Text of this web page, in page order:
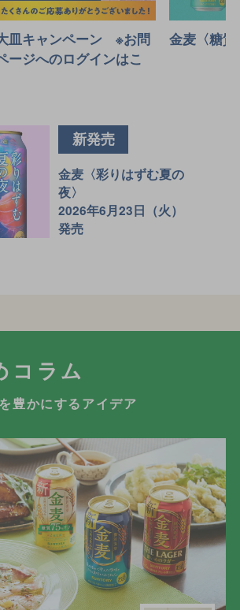
皿キャンペーン ※お問
ージへのログインはこ
金麦〈糖
新発売
金麦〈彩りはずむ夏の
夜〉
2026年6月23日（火）
発売
コラム
豊かにするアイデア